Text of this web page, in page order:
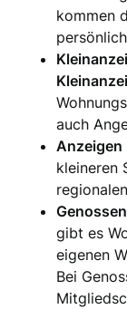
kommen
auch
Anzeigen
kleineren
gibt es
eigenen
Bei